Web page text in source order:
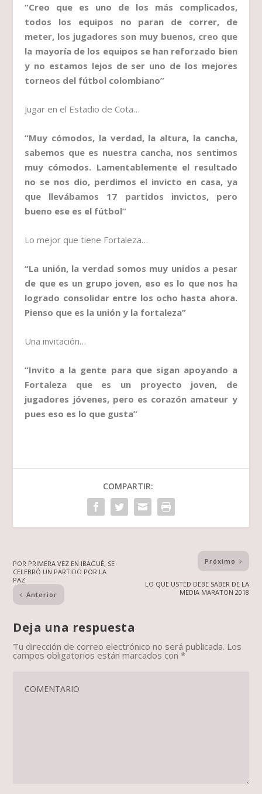
“Creo que es uno de los más complicados,
todos los equipos no paran de correr, de
meter, los jugadores son muy buenos, creo que
la mayoría de los equipos se han reforzado bien
y no estamos lejos de ser uno de los mejores
torneos del fútbol colombiano”
Jugar en el Estadio de Cota…
“Muy cómodos, la verdad, la altura, la cancha,
sabemos que es nuestra cancha, nos sentimos
muy cómodos. Lamentablemente el resultado
no se nos dio, perdimos el invicto en casa, ya
que llevábamos 17 partidos invictos, pero
bueno ese es el fútbol”
Lo mejor que tiene Fortaleza…
“La unión, la verdad somos muy unidos a pesar
de que es un grupo joven, eso es lo que nos ha
logrado consolidar entre los ocho hasta ahora.
Pienso que es la unión y la fortaleza”
Una invitación…
“Invito a la gente para que sigan apoyando a
Fortaleza que es un proyecto joven, de
jugadores jóvenes, pero es corazón amateur y
pues eso es lo que gusta”
COMPARTIR:
POR PRIMERA VEZ EN IBAGUÉ, SE
CELEBRÓ UN PARTIDO POR LA
PAZ
Anterior
Próximo
LO QUE USTED DEBE SABER DE LA
MEDIA MARATON 2018
Deja una respuesta
Tu dirección de correo electrónico no será publicada. Los
campos obligatorios están marcados con*